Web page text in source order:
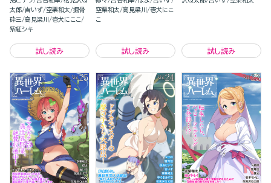
太郎 吉いず 空栗和太 掘骨
砕三 高見梁川
壱犬にここ
紫紅シキ
試し読み
空栗和太 高見梁川
壱犬にこ
こ
試し読み 試し読み